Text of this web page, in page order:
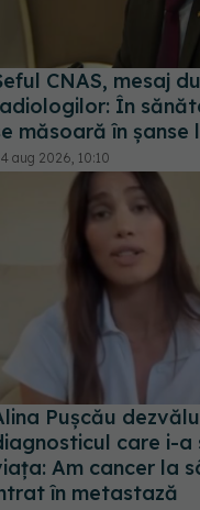
CNAS, mesaj
În
măsoară în șanse
aug 2026, 10:10
Pușcău
care i-a
Am cancer la
în metastază